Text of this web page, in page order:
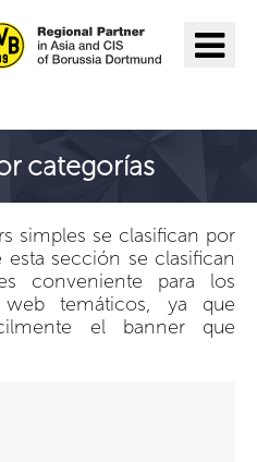
categorías
simples se clasifican por
sección se clasifican
conveniente para los
temáticos, ya que
el banner que